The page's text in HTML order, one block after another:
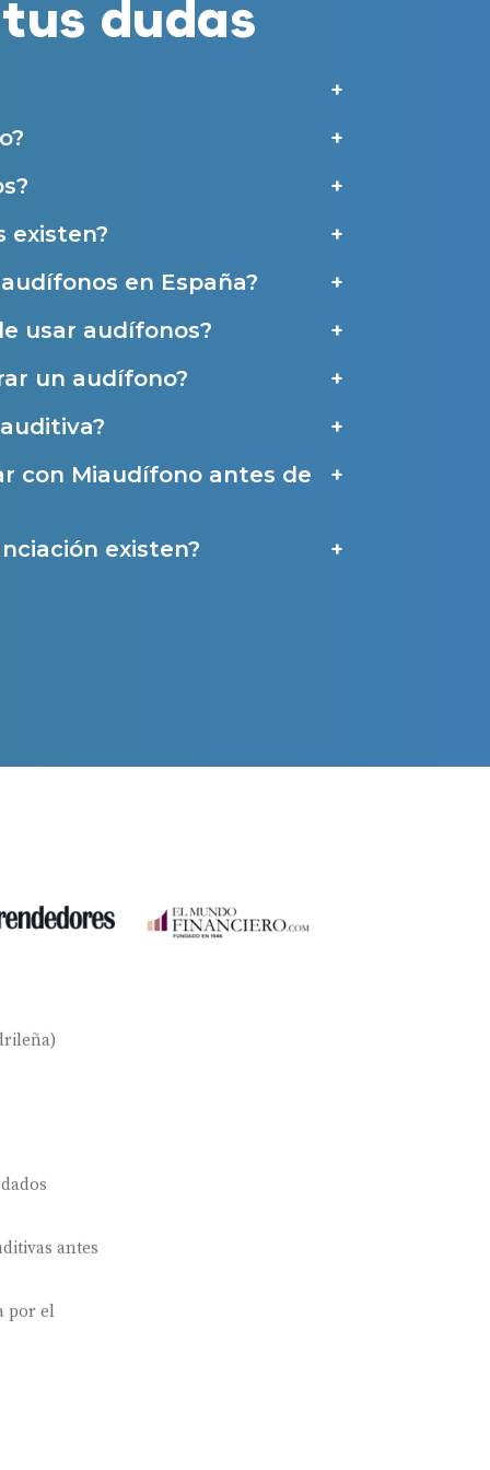
dudas
existen?
en España?
usar audífonos?
un audífono?
con Miaudífono antes de
existen?
antes
por el
colaboradoras de Miaudífono para poder ofrecer los servicios
Condiciones de uso.